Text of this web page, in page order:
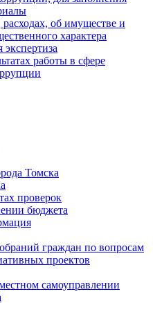
об имуществе и
характера
работы в сфере
Томска
проверок
бюджета
граждан по вопросам
проектов
самоуправлении